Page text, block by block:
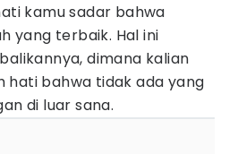
kamu sadar bahwa
yang terbaik. Hal ini
dimana kalian
hati bahwa tidak ada yang
di luar sana.